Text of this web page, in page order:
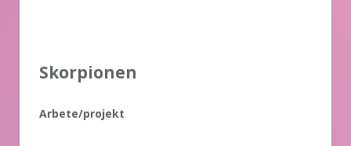
Skorpionen
Arbete/projekt